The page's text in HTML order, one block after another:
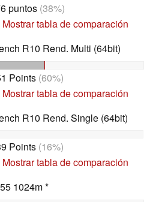
puntos(38%)
Mostrar tabla de comparación
R10 Rend. Multi (64bit)
Points (60%)
Mostrar tabla de comparación
R10 Rend. Single (64bit)
Points (16%)
Mostrar tabla de comparación
1024m *